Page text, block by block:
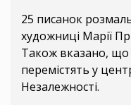
25 писанок
художниці Марії
Також вказано, що
перемістять у
Незалежності.